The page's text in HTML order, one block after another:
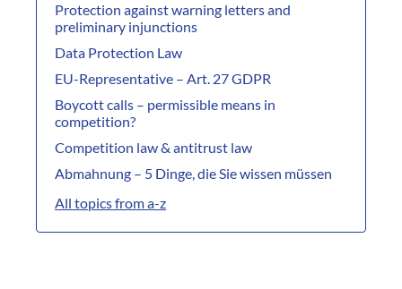
Protection against warning letters and
preliminary injunctions
Data Protection Law
EU-Representative – Art. 27 GDPR
Boycott calls – permissible means in
competition?
Competition law & antitrust law
Abmahnung – 5 Dinge, die Sie wissen müssen
All topics from a-z